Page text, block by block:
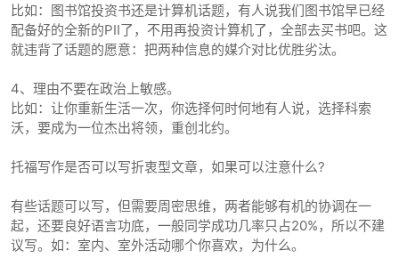
比如：图书馆投资书还是计算机话题，有人说我们图书馆早已经
配备好的全新的PII了，不用再投资计算机了，全部去买书吧。这
就违背了话题的愿意：把两种信息的媒介对比优胜劣汰。
4、理由不要在政治上敏感。
比如：让你重新生活一次，你选择何时何地有人说，选择科索
沃，要成为一位杰出将领，重创北约。
托福写作是否可以写折衷型文章，如果可以注意什么?
有些话题可以写，但需要周密思维，两者能够有机的协调在一
起，还要良好语言功底，一般同学成功几率只占20%，所以不建
议写。如：室内、室外活动哪个你喜欢，为什么。